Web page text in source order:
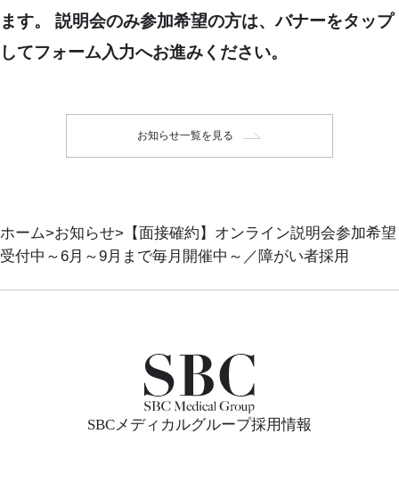
ます。
説明会のみ参加希望の方は、バナーをタップ
してフォーム入力へお進みください。
お知らせ一覧を見る
ホーム お知らせ
【面接確約】オンライン説明会参加希望
受付中～6月～9月まで毎月開催中～／障がい者採用
SBCメディカルグループ採用情報